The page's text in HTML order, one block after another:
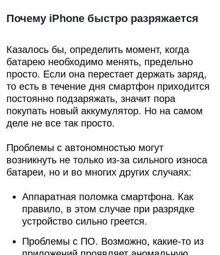
Почему iPhone быстро разряжается
Казалось бы, определить момент, когда
батарею необходимо менять, предельно
просто. Если она перестает держать заряд,
то есть в течение дня смартфон приходится
постоянно подзаряжать, значит пора
покупать новый аккумулятор. Но на самом
деле не все так просто.
Проблемы с автономностью могут
возникнуть не только из-за сильного износа
батареи, но и во многих других случаях:
Аппаратная поломка смартфона. Как
правило, в этом случае при разрядке
устройство сильно греется.
Проблемы с ПО. Возможно, какие-то из